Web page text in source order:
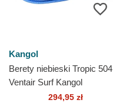
Kangol
Berety niebieski Tropic 504
Ventair Surf Kangol
294,95 zł